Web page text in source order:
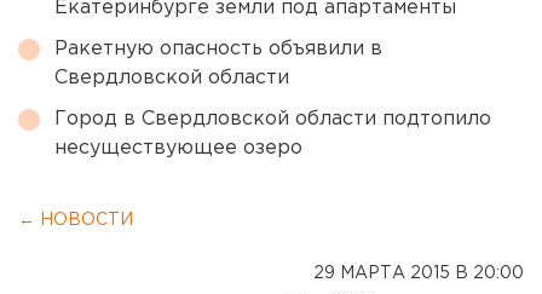
Екатеринбурге земли под апартаменты
Ракетную опасность объявили в
Свердловской области
Город в Свердловской области подтопило
несуществующее озеро
← НОВОСТИ
29 МАРТА 2015 В 20:00